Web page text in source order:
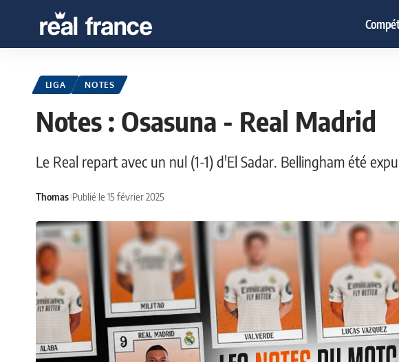
LIGA NOTES
Notes : Osasuna - Real Madrid
Le Real repart avec un nul (1-1) d'El Sadar. Bellingham été
Thomas Publié le 15 février 2025